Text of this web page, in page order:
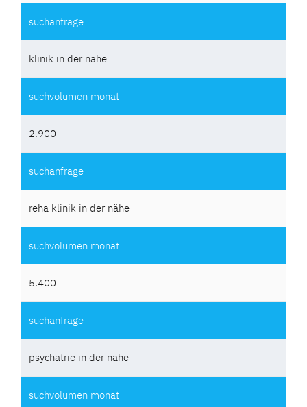
klinik in der nähe
2.900
reha klinik in der nähe
5.400
psychatrie in der nähe